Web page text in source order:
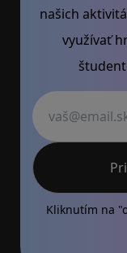
našich
využívať
Kliknutím na